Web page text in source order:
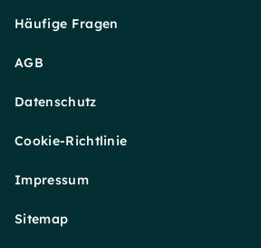
Häufige Fragen
AGB
Datenschutz
Cookie-Richtlinie
Impressum
Sitemap